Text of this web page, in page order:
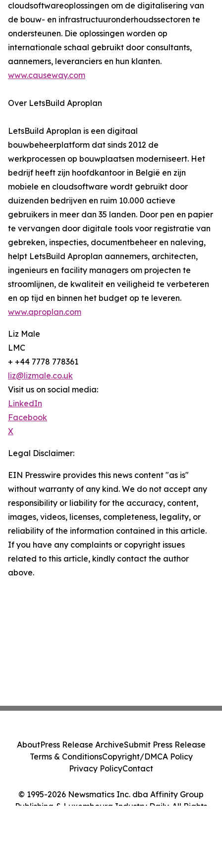
cloudsoftwareoplossingen om de digitalisering van
de bouw- en infrastructuuronderhoudssectoren te
ondersteunen. Die oplossingen worden op
internationale schaal gebruikt door consultants,
aannemers, leveranciers en hun klanten.
www.causeway.com
Over LetsBuild Aproplan
LetsBuild Aproplan is een digitaal
bouwbeheerplatform dat sinds 2012 de
werkprocessen op bouwplaatsen moderniseert. Het
bedrijf heeft zijn hoofdkantoor in België en zijn
mobiele en cloudsoftware wordt gebruikt door
duizenden bedrijven en ruim 10.000 actieve
gebruikers in meer dan 35 landen. Door pen en papier
te vervangen door digitale tools voor registratie van
gebreken, inspecties, documentbeheer en naleving,
helpt LetsBuild Aproplan aannemers, architecten,
ingenieurs en facility managers om projecten te
stroomlijnen, de kwaliteit en veiligheid te verbeteren
en op tijd en binnen het budget op te leveren.
www.aproplan.com
Liz Male
LMC
+ +44 7778 778361
liz@lizmale.co.uk
Visit us on social media:
LinkedIn
Facebook
X
Legal Disclaimer:
EIN Presswire provides this news content "as is"
without warranty of any kind. We do not accept any
responsibility or liability for the accuracy, content,
images, videos, licenses, completeness, legality, or
reliability of the information contained in this article.
If you have any complaints or copyright issues
related to this article, kindly contact the author
above.
© 1995-2026 Newsmatics Inc. dba Affinity Group
Publishing & Luxembourg Industry Daily. All Rights
AboutPress Release ArchiveSubmit Press Release
Terms & ConditionsCopyright/DMCA Policy
Privacy PolicyContact